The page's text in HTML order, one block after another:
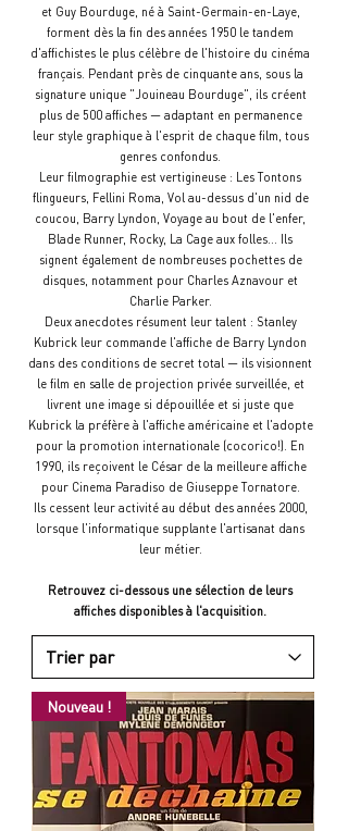
et Guy Bourduge, né à Saint-Germain-en-Laye,
forment dès la fin des années 1950 le tandem
d'affichistes le plus célèbre de l'histoire du cinéma
français. Pendant près de cinquante ans, sous la
signature unique "Jouineau Bourduge", ils créent
plus de 500 affiches — adaptant en permanence
leur style graphique à l'esprit de chaque film, tous
genres confondus.
Leur filmographie est vertigineuse : Les Tontons
flingueurs, Fellini Roma, Vol au-dessus d'un nid de
coucou, Barry Lyndon, Voyage au bout de l'enfer,
Blade Runner, Rocky, La Cage aux folles... Ils
signent également de nombreuses pochettes de
disques, notamment pour Charles Aznavour et
Charlie Parker.
Deux anecdotes résument leur talent : Stanley
Kubrick leur commande l'affiche de Barry Lyndon
dans des conditions de secret total — ils visionnent
le film en salle de projection privée surveillée, et
livrent une image si dépouillée et si juste que
Kubrick la préfère à l'affiche américaine et l'adopte
pour la promotion internationale (cocorico!). En
1990, ils reçoivent le César de la meilleure affiche
pour Cinema Paradiso de Giuseppe Tornatore.
Ils cessent leur activité au début des années 2000,
lorsque l'informatique supplante l'artisanat dans
leur métier.
Retrouvez ci-dessous une sélection de leurs
affiches disponibles à l'acquisition.
Nouveau !